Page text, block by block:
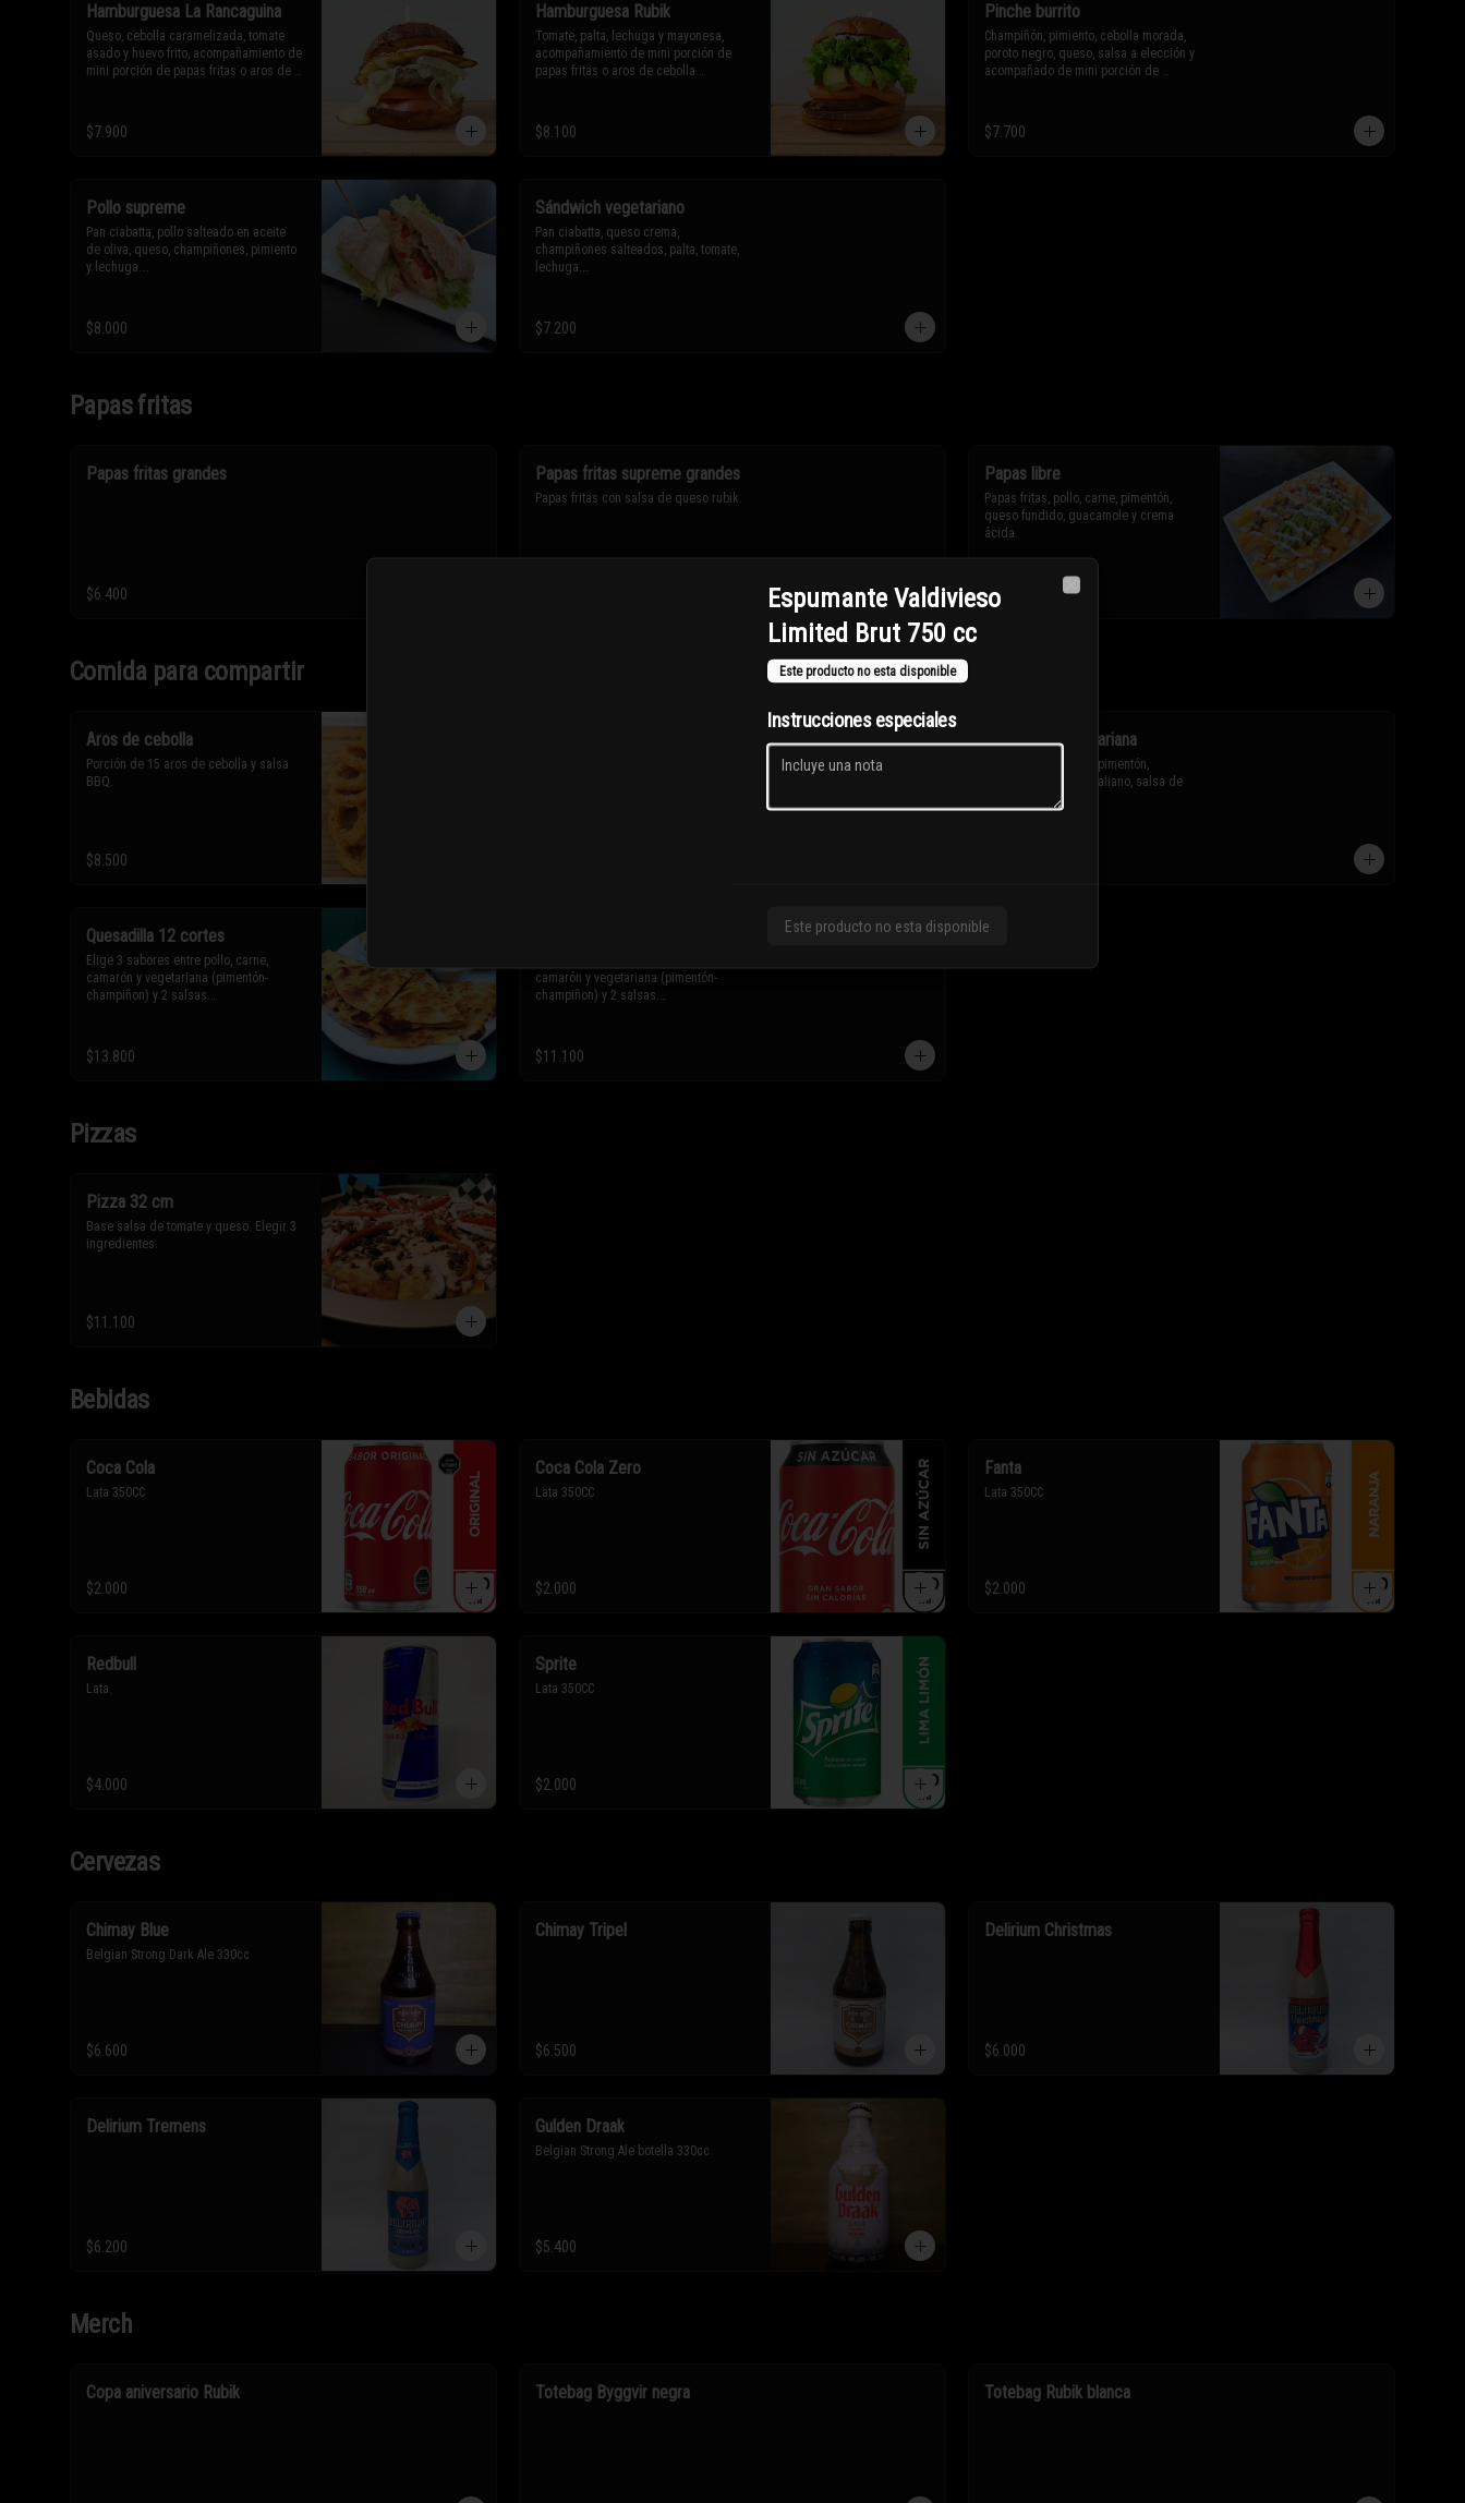
Hamburguesa La Rancaguina
Queso, cebolla caramelizada, tomate
asado y huevo frito, acompañamiento de
mini porción de papas fritas o aros de
* Los ingredientes no son
intercambiables. Sólo puedes solicitar
$7.900
Hamburguesa Rubik
Tomate, palta, lechuga y mayonesa,
acompañamiento de mini porción de
papas fritas o aros de cebolla.
* Los ingredientes no son
intercambiables. Sólo puedes solicitar
$8.100
Pinche burrito
Champiñón, pimiento, cebolla morada,
poroto negro, queso, salsa a elección y
acompañado de mini porción de
$7.700
Pollo supreme
Pan ciabatta, pollo salteado en aceite
de oliva, queso, champiñones, pimiento
y lechuga.
* Los ingredientes no son
intercambiables. Sólo puedes solicitar
$8.000
Sándwich vegetariano
Pan ciabatta, queso crema,
champiñones salteados, palta, tomate,
lechuga.
intercambiables. Sólo puedes solicitar
eliminar un ingrediente.
$7.200
Papas fritas
Papas fritas grandes
$6.400
Papas fritas supreme grandes
Papas fritas con salsa de queso rubik.
Papas libre
Papas fritas, pollo, carne, pimentón,
queso fundido, guacamole y crema
ácida.
$11.800
Comida para compartir
Aros de cebolla
Porción de 15 aros de cebolla y salsa
BBQ.
$8.500
Chorrillana vegetariana
Papas fritas, cebolla, pimentón,
champiñón, zapallo italiano, salsa de
soya y huevo frito.
Quesadilla 12 cortes
Elige 3 sabores entre pollo, carne,
camarón y vegetariana (pimentón-
champiñon) y 2 salsas.
* Los ingredientes no son
intercambiables. Sólo puedes solicitar
$13.800
camarón y vegetariana (pimentón-
champiñon) y 2 salsas.
* Los ingredientes no son
intercambiables. Sólo puedes solicitar
$11.100
Pizzas
Pizza 32 cm
Base salsa de tomate y queso. Elegir 3
ingredientes.
$11.100
Bebidas
Coca Cola
Lata 350CC
$2.000
Coca Cola Zero
Lata 350CC
$2.000
Fanta
Lata 350CC
$2.000
Redbull
Lata.
$4.000
Sprite
Lata 350CC
$2.000
Cervezas
Chimay Blue
Belgian Strong Dark Ale 330cc
$6.600
Chimay Tripel
$6.500
Delirium Christmas
$6.000
Delirium Tremens
$6.200
Gulden Draak
Belgian Strong Ale botella 330cc
$5.400
Merch
Copa aniversario Rubik Totebag Byggvir negra Totebag Rubik blanca
Espumante Valdivieso
Limited Brut 750 cc
Este producto no esta disponible
Instrucciones especiales
Este producto no esta disponible